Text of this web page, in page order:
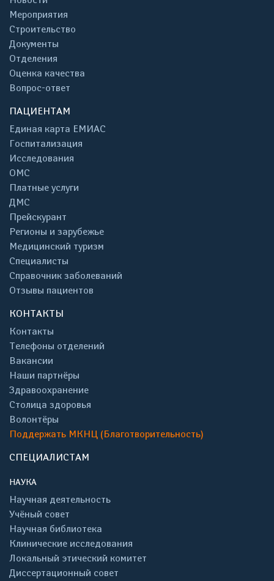
Мероприятия
Строительство
Документы
Отделения
Оценка качества
Вопрос-ответ
ПАЦИЕНТАМ
Единая карта ЕМИАС
Госпитализация
Исследования
ОМС
Платные услуги
ДМС
Прейскурант
Регионы и зарубежье
Медицинский туризм
Специалисты
Справочник заболеваний
Отзывы пациентов
КОНТАКТЫ
Контакты
Телефоны отделений
Вакансии
Наши партнёры
Здравоохранение
Столица здоровья
Волонтёры
Поддержать МКНЦ (Благотворительность)
СПЕЦИАЛИСТАМ
НАУКА
Научная деятельность
Учёный совет
Научная библиотека
Клинические исследования
Локальный этический комитет
Диссертационный совет